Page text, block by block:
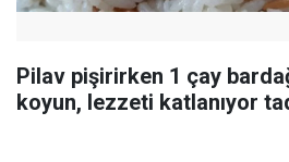
Pilav pişirirken 1 çay
koyun, lezzeti katlanıyor